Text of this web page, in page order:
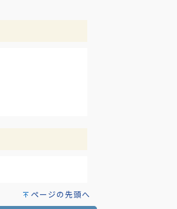
ページの先頭へ